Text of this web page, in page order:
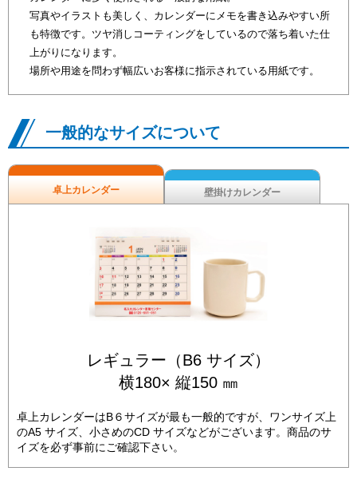
写真やイラストも美しく、カレンダーにメモを書き込みやすい所
も特徴です。ツヤ消しコーティングをしているので落ち着いた仕
上がりになります。
場所や用途を問わず幅広いお客様に指示されている用紙です。
一般的なサイズについて
卓上カレンダー 壁掛けカレンダー
レギュラー（B6 サイズ）
横180× 縦150 ㎜
卓上カレンダーはB６サイズが最も一般的ですが、ワンサイズ上
のA5 サイズ、小さめのCD サイズなどがございます。商品のサ
イズを必ず事前にご確認下さい。